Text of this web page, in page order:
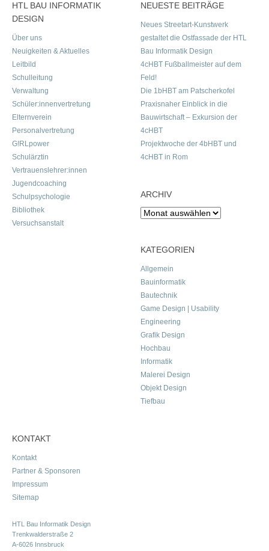
HTL BAU INFORMATIK
DESIGN
Über uns
Neuigkeiten & Aktuelles
Leitbild
Schulleitung
Verwaltung
Schüler:innenvertretung
Elternverein
Personalvertretung
G!RLpower
Schulärztin
Vertrauenslehrer:innen
Jugendcoaching
Schulpsychologie
Bibliothek
Versuchsanstalt
NEUESTE BEITRÄGE
Neues Streetart-Kunstwerk
gestaltet die Ostfassade der HTL
Bau Informatik Design
4cHBT Fußballmeister auf dem
Feld!
Die 1bHBT am Patscherkofel
Praxisnaher Einblick in die
Bauwirtschaft – Exkursion der
4cHBT
Projektwoche der 4bHBT und
4cHBT in Rom
ARCHIV
Archiv
KATEGORIEN
Allgemein
Bauinformatik
Bautechnik
Game Design | Usability
Engineering
Grafik Design
Hochbau
Informatik
Malerei Design
Objekt Design
Tiefbau
KONTAKT
Kontakt
Partner & Sponsoren
Impressum
Sitemap
HTL Bau Informatik Design
Trenkwalderstraße 2
A-6026 Innsbruck